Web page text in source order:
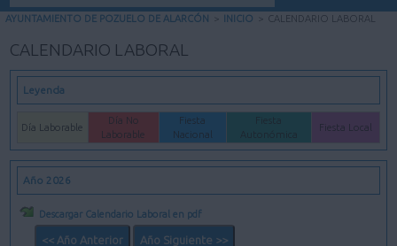
MI CARPETA
INFORMACIÓN MUNICIPAL
AYUDA
AYUNTAMIENTO DE POZUELO DE ALARCÓN > INICIO > CALENDARIO LABORAL
CALENDARIO LABORAL
Leyenda
Día Laborable
Día No
Laborable
Fiesta
Nacional
Fiesta Local
Año 2026
Descargar Calendario Laboral en pdf
<< Año Anterior Año Siguiente >>